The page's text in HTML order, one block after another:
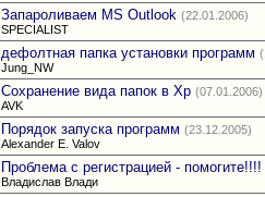
Запароливаем MS Outlook (22.01.2006)
SPECIALIST
дефолтная папка установки программ
Jung_NW
Сохранение вида папок в Xp (07.01.2006)
AVK
Порядок запуска программ (23.12.2005)
Alexander E. Valov
Проблема с регистрацией - помогите!!!!
Владислав Влади